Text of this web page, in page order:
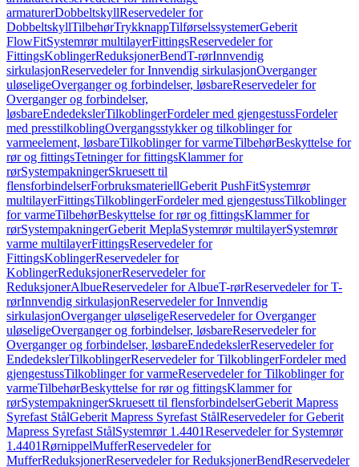
armaturerDobbeltskyllReservedeler for
DobbeltskyllTilbehørTrykknappTilførselssystemerGeberit
FlowFitSystemrør multilayerFittingsReservedeler for
FittingsKoblingerReduksjonerBendT-rørInnvendig
sirkulasjonReservedeler for Innvendig sirkulasjonOverganger
uløseligeOverganger og forbindelser, løsbareReservedeler for
Overganger og forbindelser,
løsbareEndedekslerTilkoblingerFordeler med gjengestussFordeler
med presstilkoblingOvergangsstykker og tilkoblinger for
varmeelement, løsbareTilkoblinger for varmeTilbehørBeskyttelse for
rør og fittingsTetninger for fittingsKlammer for
rørSystempakningerSkruesett til
flensforbindelserForbruksmateriellGeberit PushFitSystemrør
multilayerFittingsTilkoblingerFordeler med gjengestussTilkoblinger
for varmeTilbehørBeskyttelse for rør og fittingsKlammer for
rørSystempakningerGeberit MeplaSystemrør multilayerSystemrør
varme multilayerFittingsReservedeler for
FittingsKoblingerReservedeler for
KoblingerReduksjonerReservedeler for
ReduksjonerAlbueReservedeler for AlbueT-rørReservedeler for T-
rørInnvendig sirkulasjonReservedeler for Innvendig
sirkulasjonOverganger uløseligeReservedeler for Overganger
uløseligeOverganger og forbindelser, løsbareReservedeler for
Overganger og forbindelser, løsbareEndedekslerReservedeler for
EndedekslerTilkoblingerReservedeler for TilkoblingerFordeler med
gjengestussTilkoblinger for varmeReservedeler for Tilkoblinger for
varmeTilbehørBeskyttelse for rør og fittingsKlammer for
rørSystempakningerSkruesett til flensforbindelserGeberit Mapress
Syrefast StålGeberit Mapress Syrefast StålReservedeler for Geberit
Mapress Syrefast StålSystemrør 1.4401Reservedeler for Systemrør
1.4401RørnippelMufferReservedeler for
MufferReduksjonerReservedeler for ReduksjonerBendReservedeler